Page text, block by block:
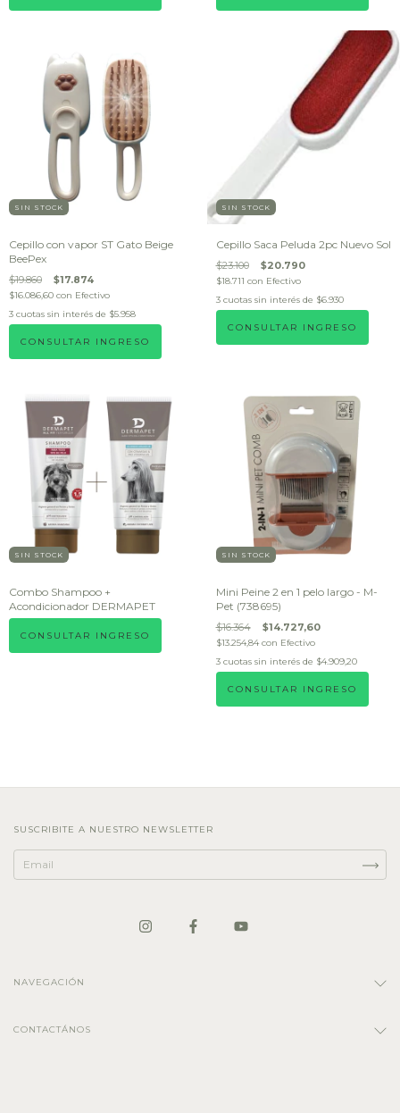
SIN STOCK
Cepillo con vapor ST Gato Beige
BeePex
$19.860 $17.874
$16.086,60 con Efectivo
3 cuotas sin interés de $5.958
CONSULTAR INGRESO
SIN STOCK
Cepillo Saca Peluda 2pc Nuevo Sol
$23.100 $20.790
$18.711 con Efectivo
3 cuotas sin interés de $6.930
CONSULTAR INGRESO
SIN STOCK
Combo Shampoo +
Acondicionador DERMAPET
CONSULTAR INGRESO
SIN STOCK
Mini Peine 2 en 1 pelo largo - M-
Pet (738695)
$16.364 $14.727,60
$13.254,84con Efectivo
3 cuotas sin interés de $4.909,20
CONSULTAR INGRESO
SUSCRIBITE A NUESTRO NEWSLETTER
NAVEGACIÓN
CONTACTÁNOS